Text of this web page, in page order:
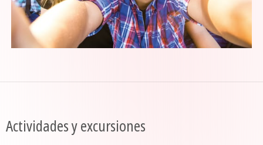
Actividades y excursiones